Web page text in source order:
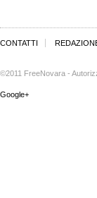
CONTATTI
©2011 FreeNovara -
Google+